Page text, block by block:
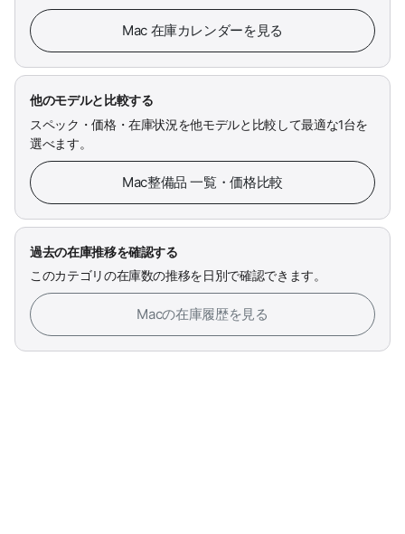
Mac 在庫カレンダーを見る
他のモデルと比較する
スペック・価格・在庫状況を他モデルと比較して最適な1台を
選べます。
Mac整備品 一覧・価格比較
過去の在庫推移を確認する
このカテゴリの在庫数の推移を日別で確認できます。
Macの在庫履歴を見る